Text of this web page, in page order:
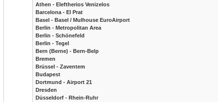
Athen - Eleftherios Venizelos
Barcelona - El Prat
Basel - Basel / Mulhouse EuroAirport
Berlin - Metropolitan Area
Berlin - Schönefeld
Berlin - Tegel
Bern (Berne) - Bern-Belp
Bremen
Brüssel - Zaventem
Budapest
Dortmund - Airport 21
Dresden
Düsseldorf - Rhein-Ruhr